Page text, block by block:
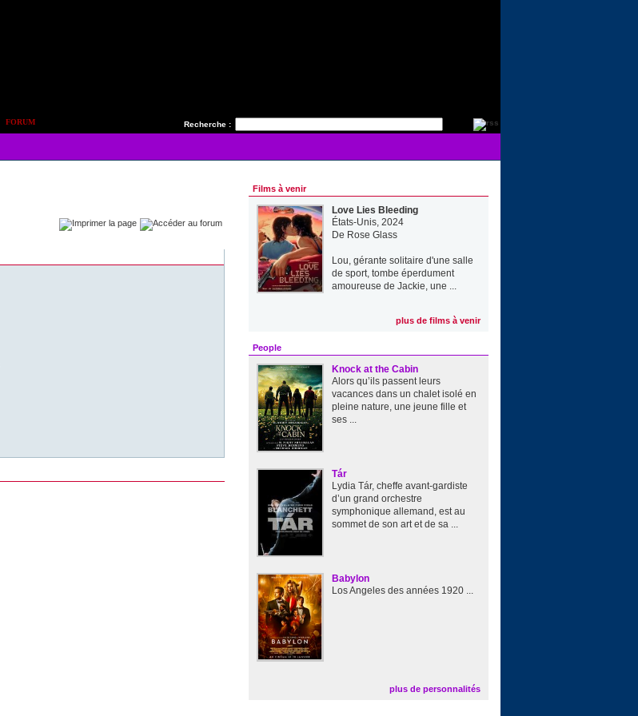
Recherche :
FORUM
Films à venir
Love Lies Bleeding
États-Unis, 2024
De Rose Glass
Lou, gérante solitaire d'une salle
de sport, tombe éperdument
amoureuse de Jackie, une ...
plus de films à venir
People
Knock at the Cabin
Alors qu’ils passent leurs
vacances dans un chalet isolé en
pleine nature, une jeune fille et
ses ...
Tár
Lydia Tár, cheffe avant-gardiste
d’un grand orchestre
symphonique allemand, est au
sommet de son art et de sa ...
Babylon
Los Angeles des années 1920 ...
plus de personnalités